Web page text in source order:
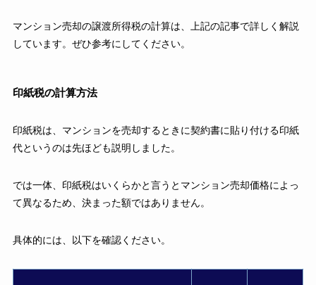
マンション売却の譲渡所得税の計算は、上記の記事で詳しく解説
しています。ぜひ参考にしてください。
印紙税の計算方法
印紙税は、マンションを売却するときに契約書に貼り付ける印紙
代というのは先ほども説明しました。
では一体、印紙税はいくらかと言うとマンション売却価格によっ
て異なるため、決まった額ではありません。
具体的には、以下を確認ください。